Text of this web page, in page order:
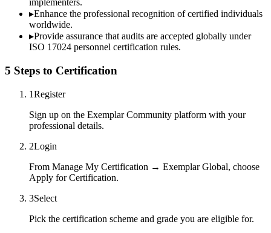
implementers.
▸Enhance the professional recognition of certified individuals
worldwide.
▸Provide assurance that audits are accepted globally under
ISO 17024 personnel certification rules.
5 Steps to Certification
1Register
Sign up on the Exemplar Community platform with your
professional details.
2Login
From Manage My Certification → Exemplar Global, choose
Apply for Certification.
3Select
Pick the certification scheme and grade you are eligible for.